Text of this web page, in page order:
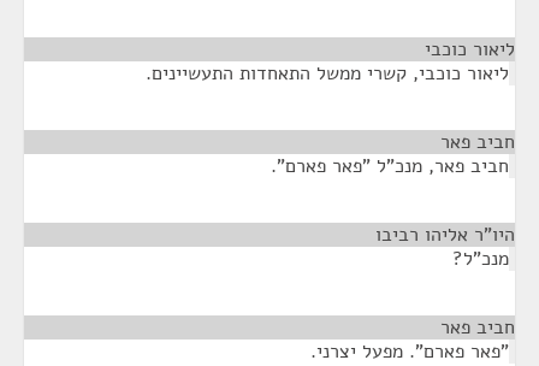
ליאור כוכבי
ליאור כוכבי, קשרי ממשל התאחדות התעשיינים.
חביב פאר
חביב פאר, מנכ"ל "פאר פארם".
היו"ר אליהו רביבו
מנכ"ל?
חביב פאר
"פאר פארם". מפעל יצרני.